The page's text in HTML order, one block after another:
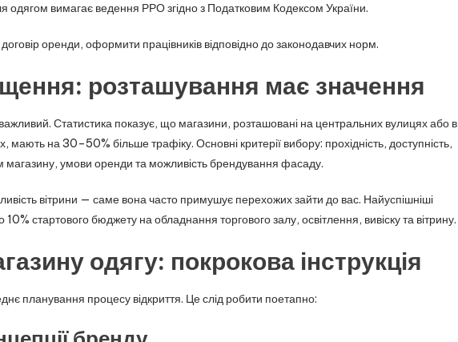
одягом вимагає ведення РРО згідно з Податковим Кодексом України.
оренди, оформити працівників відповідно до законодавчих норм.
розташування має значення
Статистика показує, що магазини, розташовані на центральних вулицях або в
мають на 30–50% більше трафіку. Основні критерії вибору: прохідність, доступність,
магазину, умови оренди та можливість брендування фасаду.
вітрини — саме вона часто примушує перехожих зайти до вас. Найуспішніші
10% стартового бюджету на обладнання торгового залу, освітлення, вивіску та вітрину.
одягу: покрокова інструкція
планування процесу відкриття. Це слід робити поетапно: